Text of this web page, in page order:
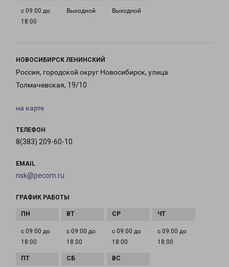
с 09:00 до
18:00
Выходной Выходной
НОВОСИБИРСК ЛЕНИНСКИЙ
Россия, городской округ Новосибирск, улица
Толмачевская, 19/10
на карте
ТЕЛЕФОН
8(383) 209-60-10
EMAIL
nsk@pecom.ru
ГРАФИК РАБОТЫ
с 09:00 до
18:00
с 09:00 до
18:00
с 09:00 до
18:00
с 09:00 до
18:00